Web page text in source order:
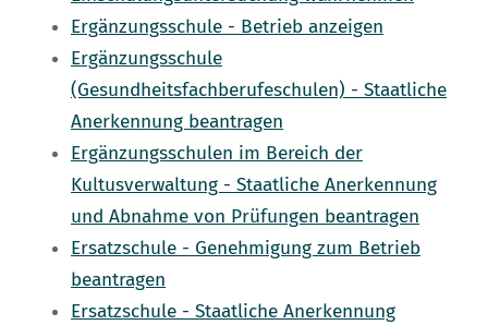
Ergänzungsschule - Betrieb anzeigen
Ergänzungsschule
(Gesundheitsfachberufeschulen) - Staatliche
Anerkennung beantragen
Ergänzungsschulen im Bereich der
Kultusverwaltung - Staatliche Anerkennung
und Abnahme von Prüfungen beantragen
Ersatzschule - Genehmigung zum Betrieb
beantragen
Ersatzschule - Staatliche Anerkennung